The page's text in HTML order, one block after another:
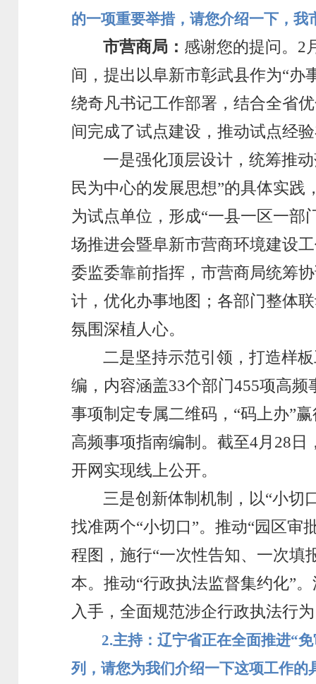
的一项重要举措，请您介绍一下，
市营商局： 感谢您的提问。2
间，提出以阜新市彰武县作为“办
绕奇凡书记工作部署，结合全省
间完成了试点建设，推动试点经
一是强化顶层设计，统筹推
民为中心的发展思想”的具体实
为试点单位，形成“一县一区一部
场推进会暨阜新市营商环境建设
委监委靠前指挥，市营商局统筹
计，优化办事地图；各部门整体
氛围深植人心。
二是坚持示范引领，打造样
编，内容涵盖33个部门455项高
事项制定专属二维码，“码上办”
高频事项指南编制。截至4月28
开网实现线上公开。
三是创新体制机制，以“小切
找准两个“小切口”。推动“园区审
程图，施行“一次性告知、一次填
本。推动“行政执法监督集约化”
入手，全面规范涉企行政执法行
2.主持：辽宁省正在全面推进“
列，请您为我们介绍一下这项工作的